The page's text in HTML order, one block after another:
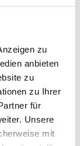
zu
anbieten
zu
zu Ihrer
für
Unsere
mit